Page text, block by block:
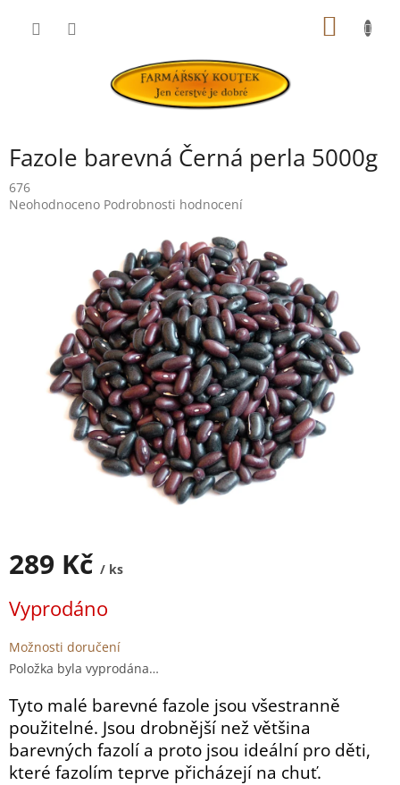
Fazole barevná Černá perla 5000g
676
Průměrné
Neohodnoceno Podrobnosti hodnocení
289 Kč / ks
cena:
Vyprodáno
Možnosti doručení
Položka byla vyprodána…
Tyto malé barevné fazole jsou všestranně
použitelné. Jsou drobnější než většina
barevných fazolí a proto jsou ideální pro děti,
které fazolím teprve přicházejí na chuť.